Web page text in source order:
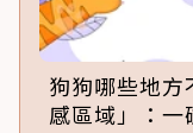
狗狗哪些地
感區域」：一